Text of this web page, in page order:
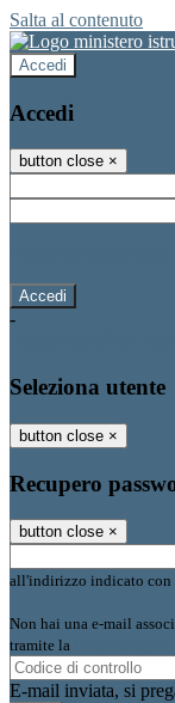
Salta al contenuto
Accedi
Accedi
button close ×
-
Seleziona utente
button close ×
Recupero
button close ×
all'indirizzo indicato con
Non hai una e-mail
tramite la
E-mail inviata, si